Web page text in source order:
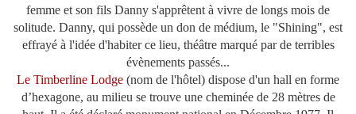
femme et son fils Danny s'apprêtent à vivre de longs mois de
solitude. Danny, qui possède un don de médium, le "Shining", est
effrayé à l'idée d'habiter ce lieu, théâtre marqué par de terribles
évènements passés...
Le Timberline Lodge (nom de l'hôtel) dispose d'un hall en forme
d’hexagone, au milieu se trouve une cheminée de 28 mètresde